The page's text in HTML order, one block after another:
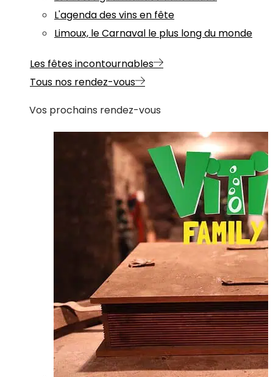
L'agenda des vins en fête
Limoux, le Carnaval le plus long du monde
Les fêtes incontournables
Tous nos rendez-vous
Vos prochains rendez-vous